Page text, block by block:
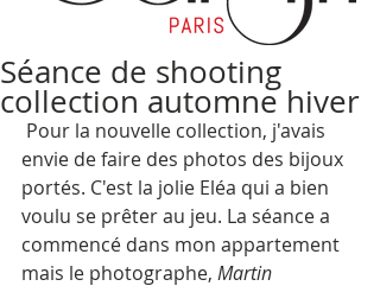
Séance de shooting
collection automne hiver
envie de faire des photos des bijoux
portés. C'est la jolie Eléa qui a bien
voulu se prêter au jeu. La séance a
commencé dans mon appartement
mais le photographe, Martin